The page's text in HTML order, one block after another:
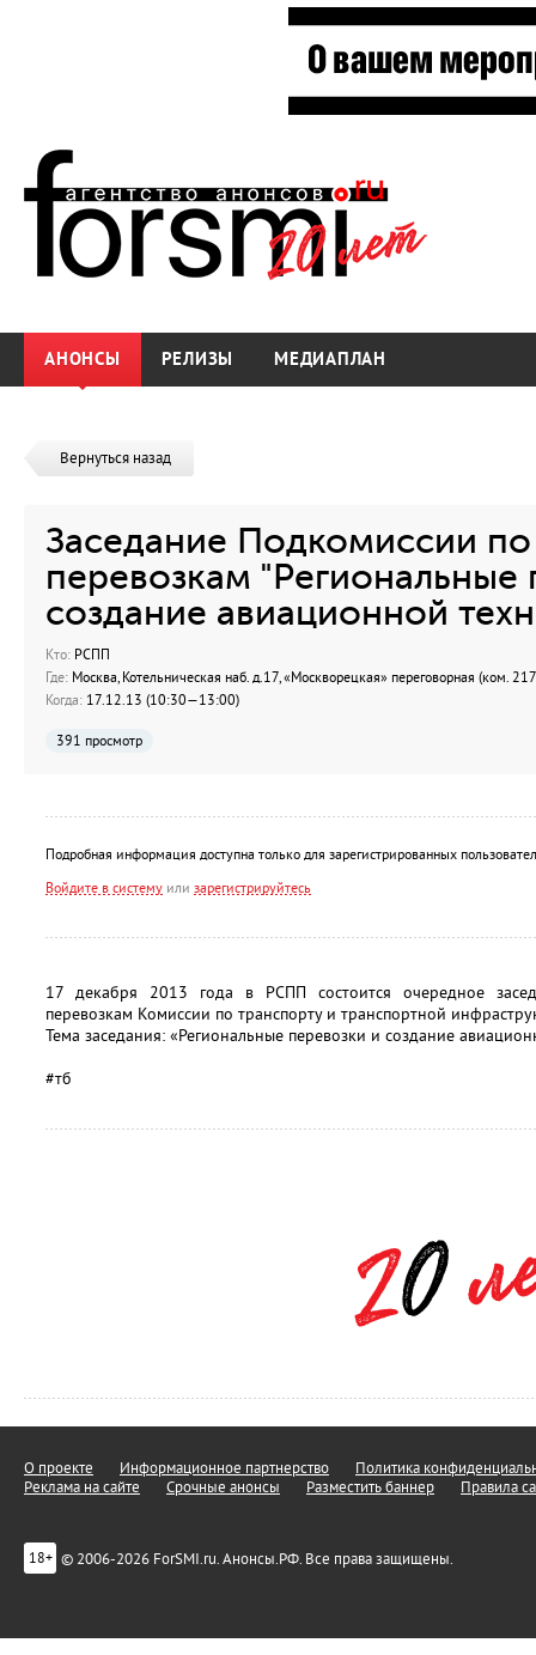
АНОНСЫ РЕЛИЗЫ МЕДИАПЛАН
Вернуться назад
Заседание Подкомиссии
перевозкам "Региональные
создание авиационной
Кто: РСПП
Где: Москва, Котельническая наб. д.17, «Москворецкая» переговорная (ком.
Когда: 17.12.13 (10:30—13:00)
391 просмотр
Подробная информация доступна только для зарегистрированных
Войдите в систему или зарегистрируйтесь
17 декабря 2013 года в РСПП состоится очередное
перевозкам Комиссии по транспорту и транспортной
Тема заседания: «Региональные перевозки и создание
#тб
О проекте Информационное партнерство
Политика
Реклама на сайте
Срочные анонсы Разместить баннер Правила
18+ © 2006-2026 ForSMI.ru. Анонсы.РФ. Все права защищены.